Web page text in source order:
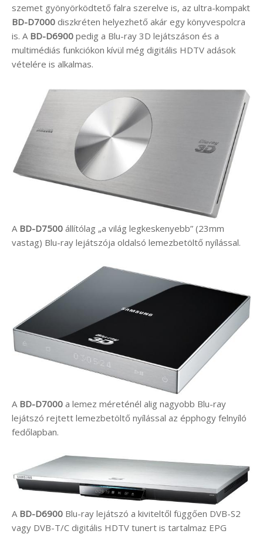
szemet gyönyörködtető falra szerelve is, az ultra-kompakt
BD-D7000 diszkréten helyezhető akár egy könyvespolcra
is. A BD-D6900 pedig a Blu-ray 3D lejátszáson és a
multimédiás funkciókon kívül még digitális HDTV adások
vételére is alkalmas.
A BD-D7500 állítólag „a világ legkeskenyebb” (23mm
vastag) Blu-ray lejátszója oldalsó lemezbetöltő nyílással.
A BD-D7000 a lemez méreténél alig nagyobb Blu-ray
lejátszó rejtett lemezbetöltő nyílással az épphogy felnyíló
fedőlapban.
A BD-D6900 Blu-ray lejátszó a kiviteltől függően DVB-S2
vagy DVB-T/C digitális HDTV tunert is tartalmaz EPG